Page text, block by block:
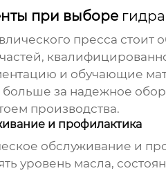
при выборе
пресса стоит
и обучающие
больше за надежное
производства.
и профилактика
обслуживание и
уровень масла,